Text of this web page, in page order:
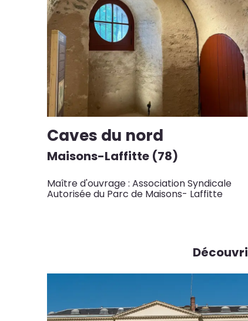
Caves du nord
Maisons-Laffitte (78)
Maître d'ouvrage : Association Syndicale
Autorisée du Parc de Maisons- Laffitte